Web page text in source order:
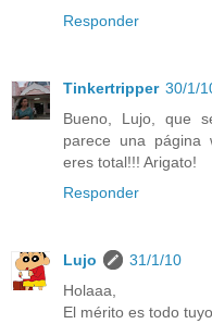
Responder
Tinkertripper 30/1/
Bueno, Lujo, que
parece una página
eres total!!! Arigato!
Responder
Lujo
31/1/10
Holaaa,
El mérito es todo